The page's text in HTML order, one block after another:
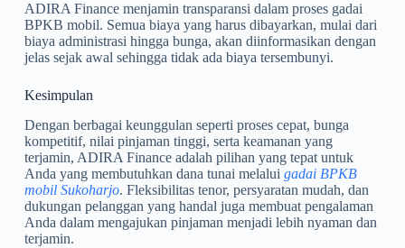
ADIRA Finance menjamin transparansi dalam proses gadai
BPKB mobil. Semua biaya yang harus dibayarkan, mulai dari
biaya administrasi hingga bunga, akan diinformasikan dengan
jelas sejak awal sehingga tidak ada biaya tersembunyi.
Kesimpulan
Dengan berbagai keunggulan seperti proses cepat, bunga
kompetitif, nilai pinjaman tinggi, serta keamanan yang
terjamin, ADIRA Finance adalah pilihan yang tepat untuk
Anda yang membutuhkan dana tunai melalui gadai BPKB
mobil Sukoharjo. Fleksibilitas tenor, persyaratan mudah, dan
dukungan pelanggan yang handal juga membuat pengalaman
Anda dalam mengajukan pinjaman menjadi lebih nyaman dan
terjamin.